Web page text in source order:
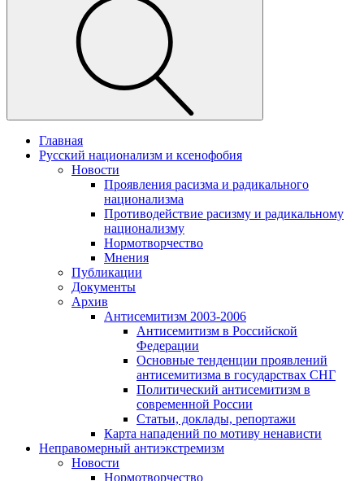
Главная
Русский национализм и ксенофобия
Новости
Проявления расизма и радикального
национализма
Противодействие расизму и радикальному
национализму
Нормотворчество
Мнения
Публикации
Документы
Архив
Антисемитизм 2003-2006
Антисемитизм в Российской
Федерации
Основные тенденции проявлений
антисемитизма в государствах СНГ
Политический антисемитизм в
современной России
Статьи, доклады, репортажи
Карта нападений по мотиву ненависти
Неправомерный антиэкстремизм
Новости
Нормотворчество